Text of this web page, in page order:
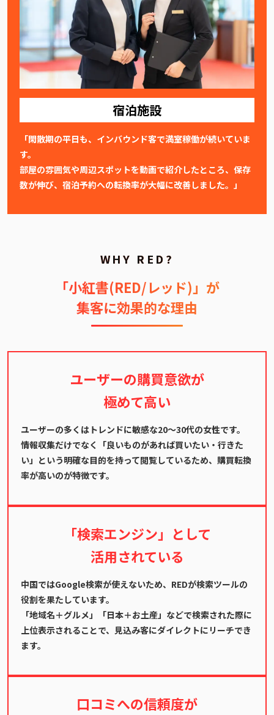
宿泊施設
「閑散期の平日も、インバウンド客で満室稼働が続いていま
す。
部屋の雰囲気や周辺スポットを動画で紹介したところ、保存
数が伸び、宿泊予約への転換率が大幅に改善しました。」
WHY RED?
「小紅書(RED/レッド)」が
集客に効果的な理由
ユーザーの購買意欲が
極めて高い
ユーザーの多くはトレンドに敏感な20〜30代の女性です。
情報収集だけでなく「良いものがあれば買いたい・行きた
い」という明確な目的を持って閲覧しているため、購買転換
率が高いのが特徴です。
「検索エンジン」として
活用されている
中国ではGoogle検索が使えないため、REDが検索ツールの
役割を果たしています。
「地域名＋グルメ」「日本＋お土産」などで検索された際に
上位表示されることで、見込み客にダイレクトにリーチでき
ます。
口コミへの信頼度が